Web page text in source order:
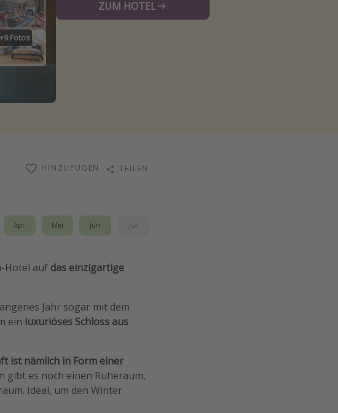
+9 Fotos
ZUM HOTEL
HINZUFÜGEN TEILEN
Apr Mai Jun Jul
Hotel auf das einzigartige
Jahr sogar mit dem
ein luxuriöses Schloss aus
ist nämlich in Form einer
gibt es noch einen Ruheraum,
Ideal, um den Winter